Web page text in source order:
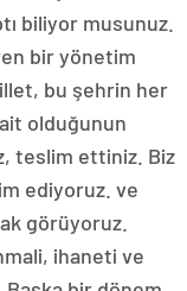
biliyor musunuz.
bir yönetim
bu şehrin her
olduğunun
teslim ettiniz. Biz
ediyoruz. ve
görüyoruz.
ihaneti ve